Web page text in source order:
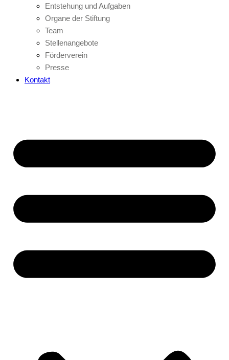
Entstehung und Aufgaben
Organe der Stiftung
Team
Stellenangebote
Förderverein
Presse
Kontakt